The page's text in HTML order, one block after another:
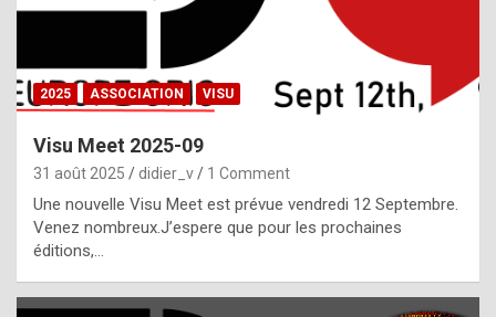
,
g
h
t
f
2025 ASSOCIATION VISU
Visu Meet 2025-09
31 août 2025 didier_v 1 Comment
Une nouvelle Visu Meet est prévue vendredi 12 Septembre.
Venez nombreux.J’espere que pour les prochaines
éditions,…